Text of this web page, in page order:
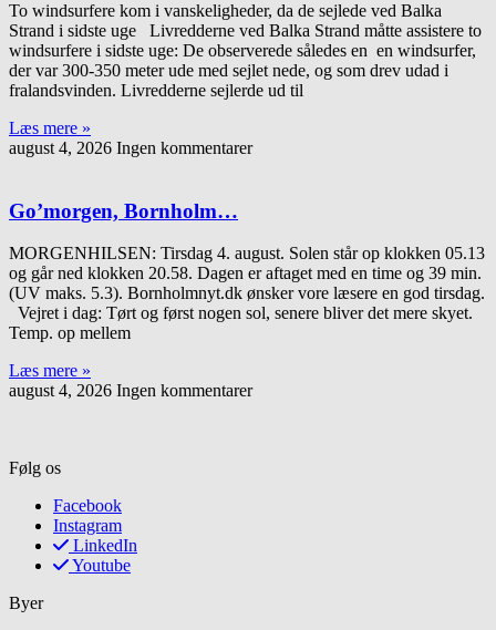
To windsurfere kom i vanskeligheder, da de sejlede ved Balka
Strand i sidste uge Livredderne ved Balka Strand måtte assistere to
windsurfere i sidste uge: De observerede således en en windsurfer,
der var 300-350 meter ude med sejlet nede, og som drev udad i
fralandsvinden. Livredderne sejlerde ud til
Læs mere »
august 4, 2026 Ingen kommentarer
Go’morgen, Bornholm…
MORGENHILSEN: Tirsdag 4. august. Solen står op klokken 05.13
og går ned klokken 20.58. Dagen er aftaget med en time og 39 min.
(UV maks. 5.3). Bornholmnyt.dk ønsker vore læsere en god tirsdag.
Vejret i dag: Tørt og først nogen sol, senere bliver det mere skyet.
Temp. op mellem
Læs mere »
august 4, 2026 Ingen kommentarer
Følg os
Facebook
Instagram
LinkedIn
Youtube
Byer